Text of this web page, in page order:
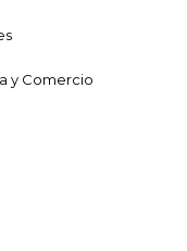
y Comercio